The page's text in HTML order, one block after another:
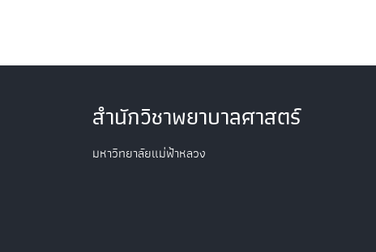
สำนักวิชาพยาบาลศาสตร์
มหาวิทยาลัยแม่ฟ้าหลวง